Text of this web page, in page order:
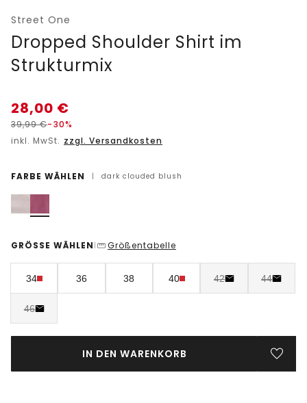
Street One
Dropped Shoulder Shirt im
Strukturmix
28,00 €
39,99€-30%
inkl. MwSt. zzgl. Versandkosten
FARBE WÄHLEN | dark clouded blush
GRÖSSE WÄHLEN | Größentabelle
34 36 38 40 42 44
46
IN DEN WARENKORB